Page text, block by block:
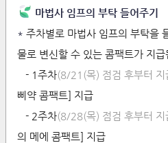
마법사 임프의 부탁 들어주기
* 주차별로 마법사 임프의 부탁을
물로 변신할 수 있는 콤팩트가 지급
- 1주차(8/21(목) 점검 후부터 지
삐약 콤팩트] 지급
- 2주차(8/28(목) 점검 후부터 지
의 메에 콤팩트] 지급